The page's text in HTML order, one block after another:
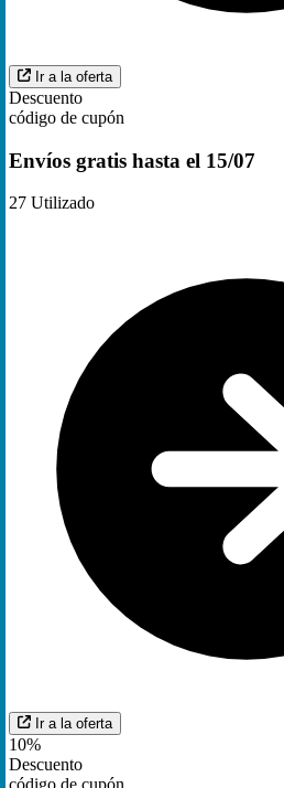
Ir a la oferta
Descuento
código de cupón
Envíos gratis hasta el 15/07
27 Utilizado
Ir a la oferta
10%
Descuento